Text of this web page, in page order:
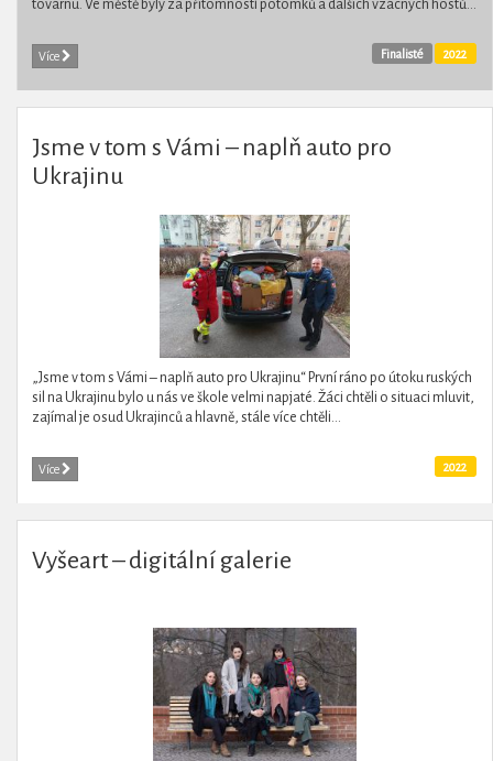
továrnu. Ve městě byly za přítomnosti potomků a dalších vzácných hostů...
Více 2022
Finalisté
Jsme v tom s Vámi – naplň auto pro
Ukrajinu
„Jsme v tom s Vámi – naplň auto pro Ukrajinu“ První ráno po útoku ruských
sil na Ukrajinu bylo u nás ve škole velmi napjaté. Žáci chtěli o situaci mluvit,
zajímal je osud Ukrajinců a hlavně, stále více chtěli...
Více 2022
Vyšeart – digitální galerie